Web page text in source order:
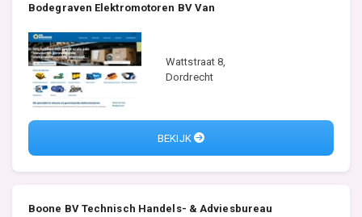
Bodegraven Elektromotoren BV Van
Wattstraat 8,
Dordrecht
BEKIJK
Boone BV Technisch Handels- & Adviesbureau